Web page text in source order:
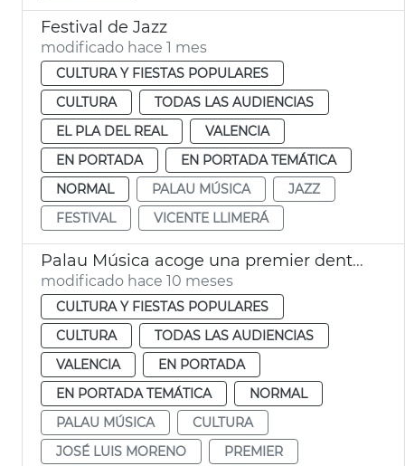
Festival de Jazz
modificado hace 1 mes
CULTURA Y FIESTAS POPULARES
CULTURA
TODAS LAS AUDIENCIAS
EL PLA DEL REAL
VALENCIA
EN PORTADA
EN PORTADA TEMÁTICA
NORMAL
PALAU MÚSICA
JAZZ
FESTIVAL
VICENTE LLIMERÁ
Palau Música acoge una premier dentro ciclo Mostra365
modificado hace 10 meses
CULTURA Y FIESTAS POPULARES
CULTURA
TODAS LAS AUDIENCIAS
VALENCIA
EN PORTADA
EN PORTADA TEMÁTICA
NORMAL
PALAU MÚSICA
CULTURA
JOSÉ LUIS MORENO
PREMIER